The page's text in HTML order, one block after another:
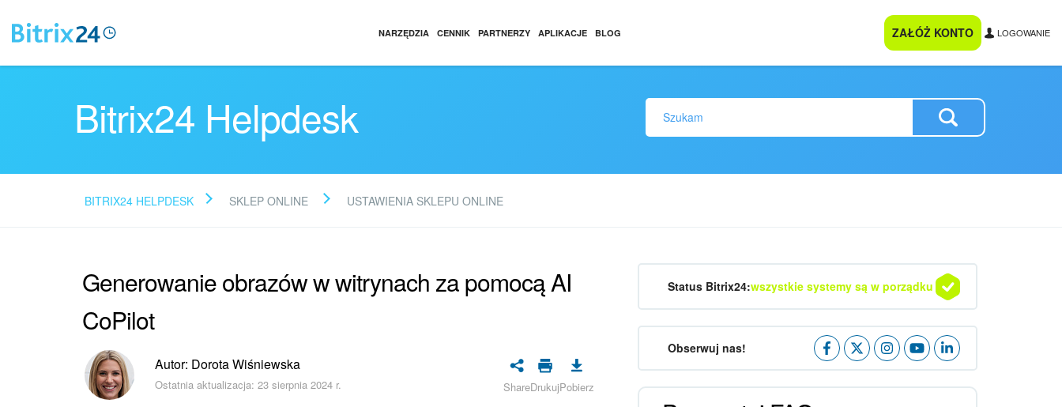
NARZĘDZIA CENNIK PARTNERZY APLIKACJE BLOG ZAŁÓŻ KONTO LOGOWANIE
Bitrix24 Helpdesk
BITRIX24 HELPDESK SKLEP ONLINE USTAWIENIA SKLEPU ONLINE
Generowanie obrazów w witrynach za pomocą AI
CoPilot
Autor: Dorota Wiśniewska
Ostatnia aktualizacja: 23 sierpnia 2024 r. ShareDrukujPobierz
Status Bitrix24:wszystkie systemy są w porządku
Obserwuj nas!